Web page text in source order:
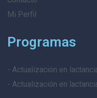
Mi Perfil
Programas
- Actualización en
- Actualización en